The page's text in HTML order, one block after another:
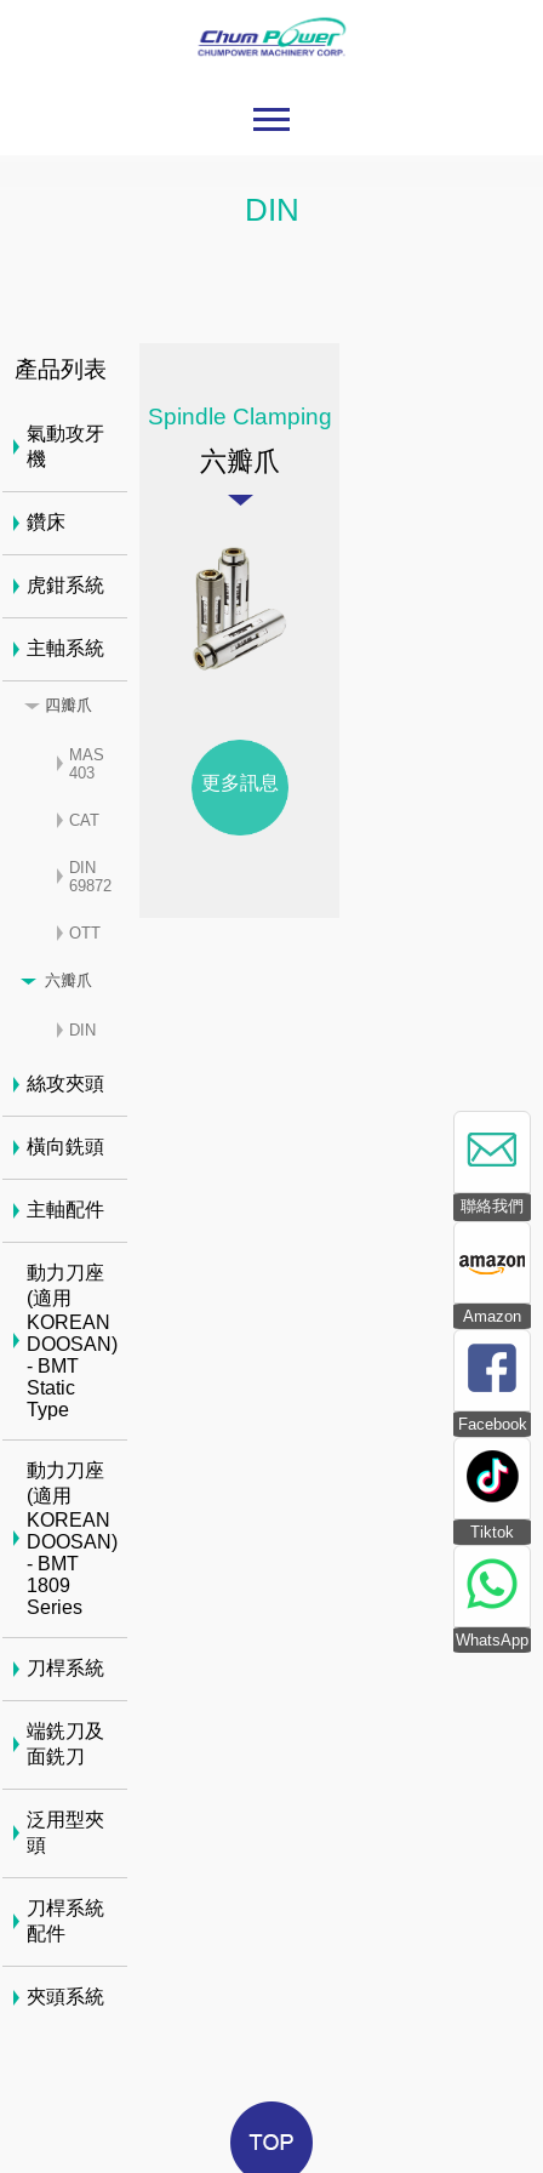
聯絡我們
Amazon
Facebook
Tiktok
WhatsApp
DIN
Spindle Clamping
六瓣爪
更多訊息
產品列表
氣動攻牙
機
鑽床
虎鉗系統
主軸系統
四瓣爪
MAS
403
CAT
DIN
69872
OTT
六瓣爪
DIN
絲攻夾頭
橫向銑頭
主軸配件
動力刀座
(適用
KOREAN
DOOSAN)
- BMT
Static
Type
動力刀座
(適用
KOREAN
DOOSAN)
- BMT
1809
Series
刀桿系統
端銑刀及
面銑刀
泛用型夾
頭
刀桿系統
配件
夾頭系統